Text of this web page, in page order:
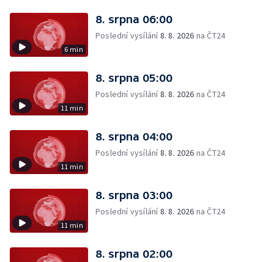
6 min
8. srpna 06:00
Poslední vysílání8. 8. 2026 na ČT24
11 min
8. srpna 05:00
Poslední vysílání8. 8. 2026 na ČT24
11 min
8. srpna 04:00
Poslední vysílání8. 8. 2026 na ČT24
11 min
8. srpna 03:00
Poslední vysílání8. 8. 2026 na ČT24
8. srpna 02:00